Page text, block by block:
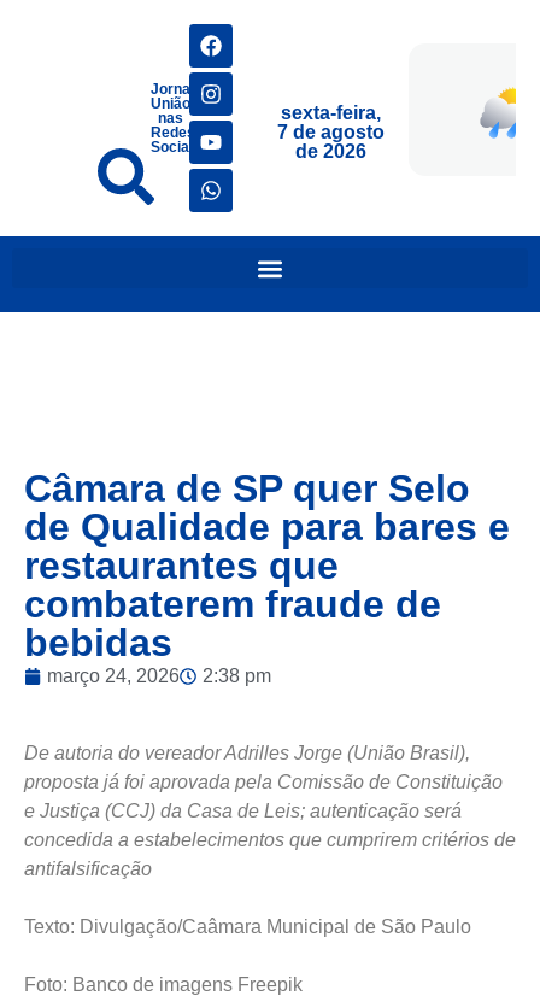
Jornais
União
nas
Redes
Sociais
sexta-feira,
7 de agosto
de 2026
Câmara de SP quer Selo
de Qualidade para bares e
restaurantes que
combaterem fraude de
bebidas
março 24, 2026 2:38 pm
De autoria do vereador Adrilles Jorge (União Brasil),
proposta já foi aprovada pela Comissão de Constituição
e Justiça (CCJ) da Casa de Leis; autenticação será
concedida a estabelecimentos que cumprirem critérios de
antifalsificação
Texto: Divulgação/Caâmara Municipal de São Paulo
Foto: Banco de imagens Freepik